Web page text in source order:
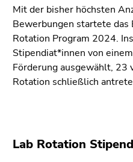
(Zugriffstaste
3)
Zur
Unternavigation
(Zugriffstaste
4)
(Zugriffstaste
5)
Mit der bisher höchsten
Bewerbungen startete das
Rotation Program 2024.
Stipendiat*innen von
Förderung ausgewählt, 23
Rotation schließlich
Lab Rotation